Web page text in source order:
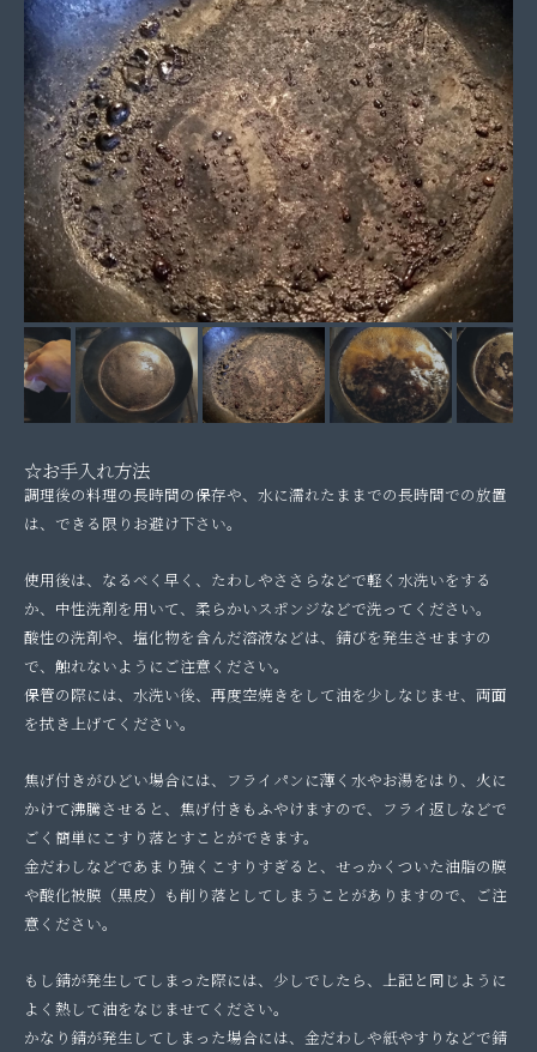
☆お手入れ方法
調理後の料理の長時間の保存や、水に濡れたままでの長時間での放置
は、できる限りお避け下さい。
使用後は、なるべく早く、たわしやささらなどで軽く水洗いをする
か、中性洗剤を用いて、柔らかいスポンジなどで洗ってください。
酸性の洗剤や、塩化物を含んだ溶液などは、錆びを発生させますの
で、触れないようにご注意ください。
保管の際には、水洗い後、再度空焼きをして油を少しなじませ、両面
を拭き上げてください。
焦げ付きがひどい場合には、フライパンに薄く水やお湯をはり、火に
かけて沸騰させると、焦げ付きもふやけますので、フライ返しなどで
ごく簡単にこすり落とすことができます。
金だわしなどであまり強くこすりすぎると、せっかくついた油脂の膜
や酸化被膜（黒皮）も削り落としてしまうことがありますので、ご注
意ください。
もし錆が発生してしまった際には、少しでしたら、上記と同じように
よく熱して油をなじませてください。
かなり錆が発生してしまった場合には、金だわしや紙やすりなどで錆